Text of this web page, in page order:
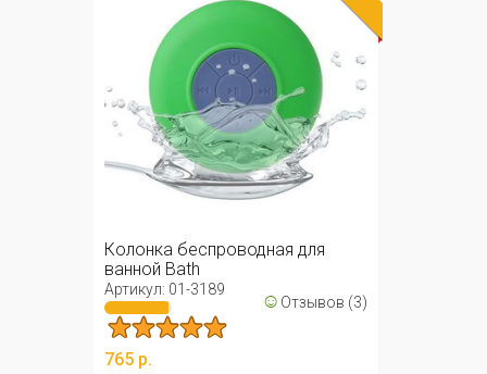
Колонка беспроводная для
ванной Bath
Артикул: 01-3189 ☺ Отзывов (3)
765 р.